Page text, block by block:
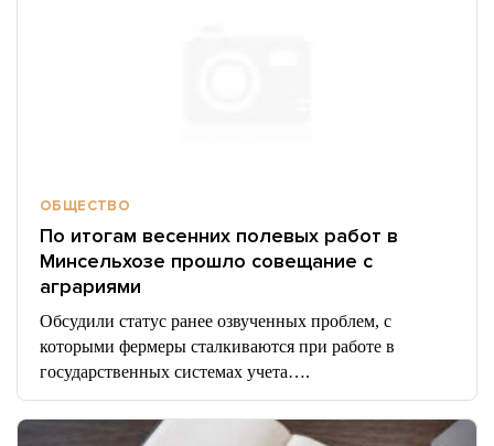
ОБЩЕСТВО
По итогам весенних полевых работ в
Минсельхозе прошло совещание с
аграриями
Обсудили статус ранее озвученных проблем, с
которыми фермеры сталкиваются при работе в
государственных системах учета….